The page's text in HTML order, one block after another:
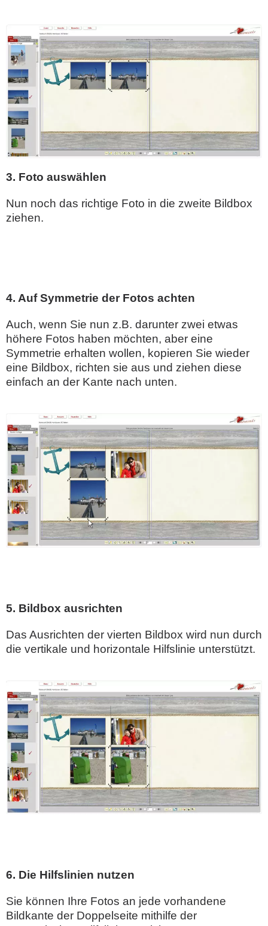
3. Foto auswählen
Nun noch das richtige Foto in die zweite Bildbox
ziehen.
4. Auf Symmetrie der Fotos achten
Auch, wenn Sie nun z.B. darunter zwei etwas
höhere Fotos haben möchten, aber eine
Symmetrie erhalten wollen, kopieren Sie wieder
eine Bildbox, richten sie aus und ziehen diese
einfach an der Kante nach unten.
5. Bildbox ausrichten
Das Ausrichten der vierten Bildbox wird nun durch
die vertikale und horizontale Hilfslinie unterstützt.
6. Die Hilfslinien nutzen
Sie können Ihre Fotos an jede vorhandene
Bildkante der Doppelseite mithilfe der